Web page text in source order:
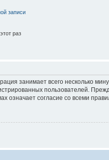
записи
раз
занимает всего несколько
пользователей.
означает согласие со всеми